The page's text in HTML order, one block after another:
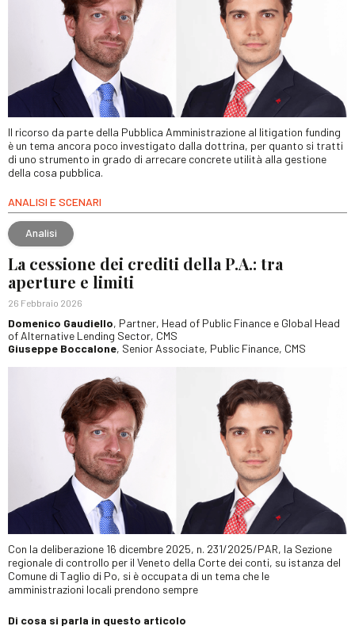
Il ricorso da parte della Pubblica Amministrazione al litigation funding
è un tema ancora poco investigato dalla dottrina, per quanto si tratti
di uno strumento in grado di arrecare concrete utilità alla gestione
della cosa pubblica.
ANALISI E SCENARI
Analisi
La cessione dei crediti della P.A.: tra
aperture e limiti
26 Febbraio 2026
Domenico Gaudiello, Partner, Head of Public Finance e Global Head
of Alternative Lending Sector, CMS
Giuseppe Boccalone, Senior Associate, Public Finance, CMS
Con la deliberazione 16 dicembre 2025, n. 231/2025/PAR, la Sezione
regionale di controllo per il Veneto della Corte dei conti, su istanza del
Comune di Taglio di Po, si è occupata di un tema che le
amministrazioni locali prendono sempre
Di cosa si parla in questo articolo